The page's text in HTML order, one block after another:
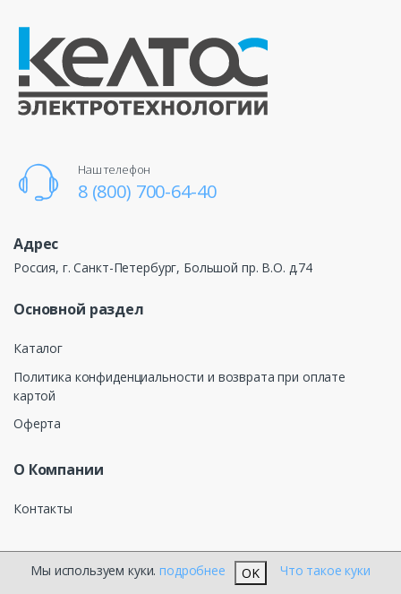
Наш телефон
8 (800) 700-64-40
Адрес
Россия, г. Санкт-Петербург, Большой пр. В.О. д.74
Основной раздел
Каталог
Политика конфиденциальности и возврата при оплате
картой
Оферта
О Компании
Контакты
КЕЛТОС ЭЛЕКТРОТЕХНИКА
Мы используем куки.подробнее OK Что такое куки